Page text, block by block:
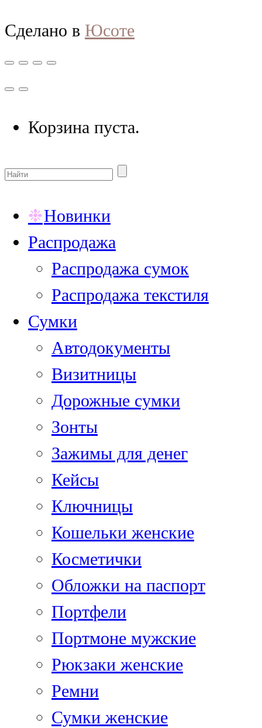
Сделано в Юсоте
Корзина пуста.
Новинки
Распродажа
Распродажа сумок
Распродажа текстиля
Сумки
Автодокументы
Визитницы
Дорожные сумки
Зонты
Зажимы для денег
Кейсы
Ключницы
Кошельки женские
Косметички
Обложки на паспорт
Портфели
Портмоне мужские
Рюкзаки женские
Ремни
Сумки женские